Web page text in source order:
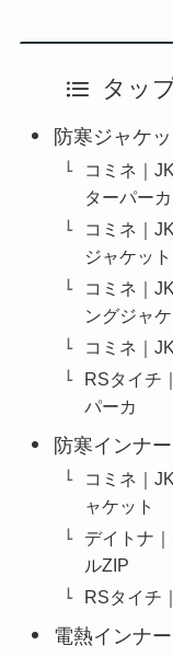
タッ
防寒ジャケッ
コミネ｜
ターパーカ
コミネ｜
ジャケット
コミネ｜
ングジャ
コミネ｜
RSタイチ
パーカ
防寒インナ
コミネ｜
ャケット
デイトナ
ルZIP
RSタイチ
電熱インナ